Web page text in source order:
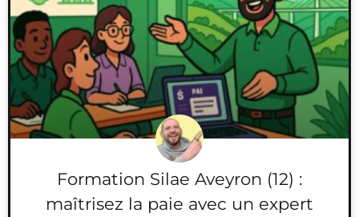
Formation Silae Aveyron (12) :
maîtrisez la paie avec un expert